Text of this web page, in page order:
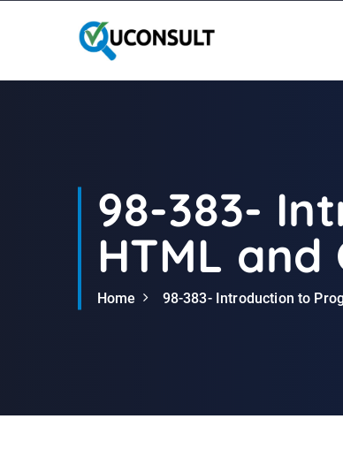
a
98-383-
HTML and
Home 98-383- Introduction to